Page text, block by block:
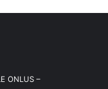
ONLUS –